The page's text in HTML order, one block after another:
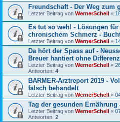
Freundschaft - Der Weg zum
Letzter Beitrag von WernerSchell «
Es tut so weh! - Lösungen
chronischem Schmerz -
Letzter Beitrag von WernerSchell «
Da hört der Spass auf -
Breuer hantiert ohne
Letzter Beitrag von WernerSchell «
Antworten: 4
BARMER-Arztreport 2019 -
falsch behandelt
Letzter Beitrag von WernerSchell «
Tag der gesunden Ernährung
Letzter Beitrag von WernerSchell «
Antworten: 2